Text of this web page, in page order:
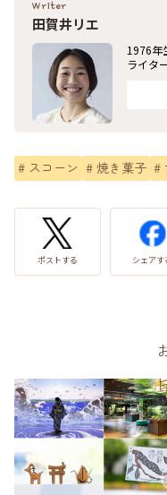
Writer
田賀井リエ
1976年
ライタ
# スコーン # 焼き菓子 #
ポストする シェアす